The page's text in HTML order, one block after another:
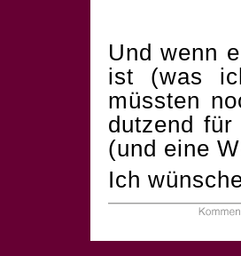
Und wenn
ist (was
müssten
dutzend
(und eine
Ich